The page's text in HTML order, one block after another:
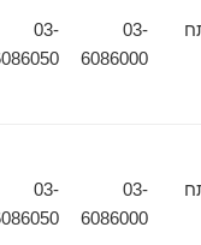
03-
6086000
03-
6086050
03-
6086000
03-
6086050